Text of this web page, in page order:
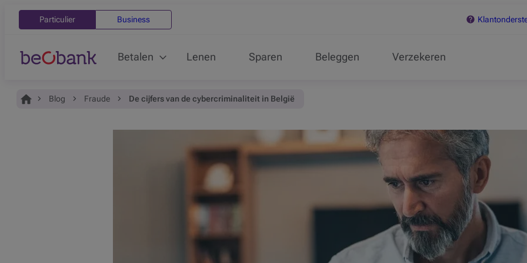
Particulier Business
Betalen Lenen Sparen Beleggen Verzekeren
Je bent hier:
Home Blog Fraude De cijfers van de cybercriminaliteit in België